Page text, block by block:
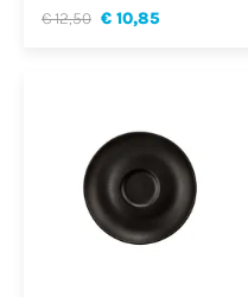
€ 12,50 € 10,85